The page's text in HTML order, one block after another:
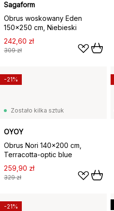
Sagaform
Obrus woskowany Eden
150x250 cm, Niebieski
242,60 zł
309 zł
Zostało kilka sztuk
OYOY
Obrus Nori 140x200 cm,
Terracotta-optic blue
259,90 zł
329 zł
-21%
-21%